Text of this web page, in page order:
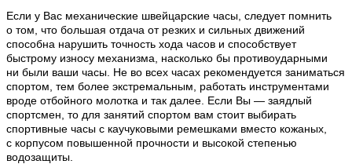
Если у Вас механические швейцарские часы, следует помнить
о том, что большая отдача от резких и сильных движений
способна нарушить точность хода часов и способствует
быстрому износу механизма, насколько бы противоударными
ни были ваши часы. Не во всех часах рекомендуется заниматься
спортом, тем более экстремальным, работать инструментами
вроде отбойного молотка и так далее. Если Вы — заядлый
спортсмен, то для занятий спортом вам стоит выбирать
спортивные часы с каучуковыми ремешками вместо кожаных,
с корпусом повышенной прочности и высокой степенью
водозащиты.